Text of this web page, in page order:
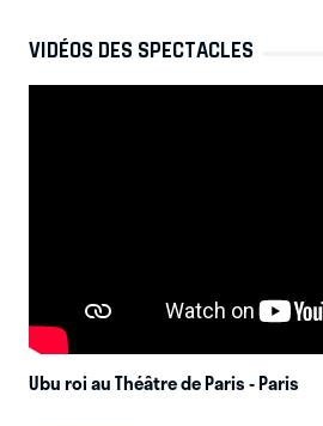
VIDÉOS DES SPECTACLES
Ubu roi au Théâtre de Paris- Paris